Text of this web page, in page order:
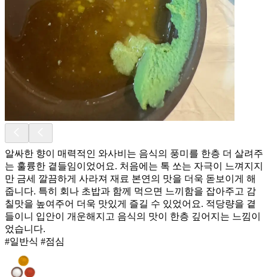
알싸한 향이 매력적인 와사비는 음식의 풍미를 한층 더 살려주
는 훌륭한 곁들임이었어요. 처음에는 톡 쏘는 자극이 느껴지지
만 금세 깔끔하게 사라져 재료 본연의 맛을 더욱 돋보이게 해
줍니다. 특히 회나 초밥과 함께 먹으면 느끼함을 잡아주고 감
칠맛을 높여주어 더욱 맛있게 즐길 수 있었어요. 적당량을 곁
들이니 입안이 개운해지고 음식의 맛이 한층 깊어지는 느낌이
었습니다.
#일반식 #점심